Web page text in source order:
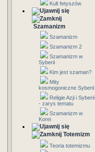
Kult fetyszów
Szamanizm
Szamanizm
Szamanizm 2
Szamanizm w
Syberii
Kim jest szaman?
Mity
kosmogoniczne Syberii
Religie Azji i Syberii
- zarys tematu
Szamanizm w
Korei
Totemizm
Teoria totemizmu